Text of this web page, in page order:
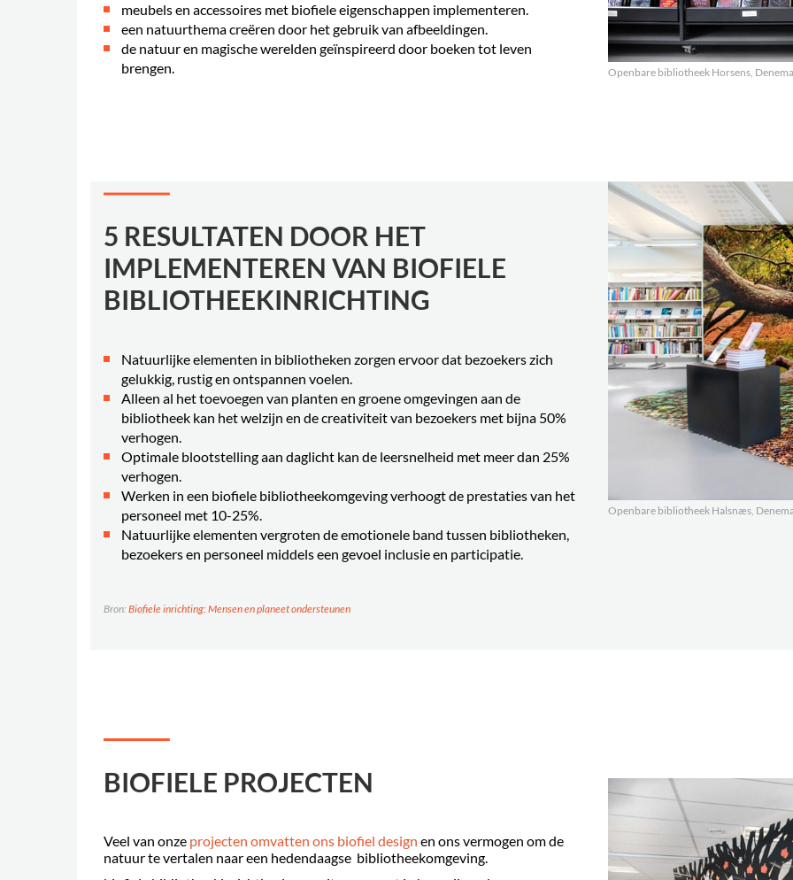
meubels en accessoires met biofiele eigenschappen implementeren.
een natuurthema creëren door het gebruik van afbeeldingen.
de natuur en magische werelden geïnspireerd door boeken tot leven
brengen.
Openbare bibliotheek Horsens,
5 RESULTATEN DOOR HET
IMPLEMENTEREN VAN BIOFIELE
BIBLIOTHEEKINRICHTING
Natuurlijke elementen in bibliotheken zorgen ervoor dat bezoekers zich
gelukkig, rustig en ontspannen voelen.
Alleen al het toevoegen van planten en groene omgevingen aan de
bibliotheek kan het welzijn en de creativiteit van bezoekers met bijna 50%
verhogen.
Optimale blootstelling aan daglicht kan de leersnelheid met meer dan 25%
verhogen.
Werken in een biofiele bibliotheekomgeving verhoogt de prestaties van het
personeel met 10-25%.
Natuurlijke elementen vergroten de emotionele band tussen bibliotheken,
bezoekers en personeel middels een gevoel inclusie en participatie.
Bron: Biofiele inrichting: Mensen en planeet ondersteunen
Openbare bibliotheek Halsnæs,
BIOFIELE PROJECTEN
Veel van onze projecten omvatten ons biofiel design en ons vermogen om de
natuur te vertalen naar een hedendaagse bibliotheekomgeving.